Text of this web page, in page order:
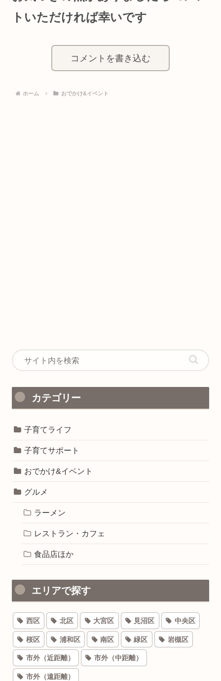
トいただければ幸いです
コメントを書き込む
ホーム おでかけ&イベント
カテゴリー
子育てライフ
子育てサポート
おでかけ&イベント
グルメ
ラーメン
レストラン・カフェ
食品店ほか
エリアで探す
西区 北区 大宮区 見沼区 中央区
桜区 浦和区 南区 緑区 岩槻区
市外（近距離） 市外（中距離）
市外（遠距離）